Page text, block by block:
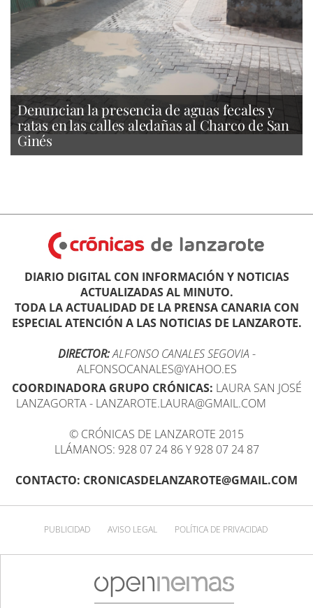
Denuncian la presencia de aguas fecales y
ratas en las calles aledañas al Charco de San
Ginés
DIARIO DIGITAL CON INFORMACIÓN Y NOTICIAS
ACTUALIZADAS AL MINUTO.
TODA LA ACTUALIDAD DE LA PRENSA CANARIA CON
ESPECIAL ATENCIÓN A LAS NOTICIAS DE LANZAROTE.
DIRECTOR:ALFONSO CANALES SEGOVIA -
ALFONSOCANALES@YAHOO.ES
COORDINADORA GRUPO CRÓNICAS: LAURA SAN JOSÉ
LANZAGORTA - LANZAROTE.LAURA@GMAIL.COM
© CRÓNICAS DE LANZAROTE 2015
LLÁMANOS: 928 07 24 86 Y 928 07 24 87
CONTACTO: CRONICASDELANZAROTE@GMAIL.COM
PUBLICIDAD AVISO LEGAL POLÍTICA DE PRIVACIDAD